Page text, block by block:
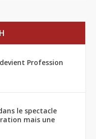
Profession
le spectacle
mais une